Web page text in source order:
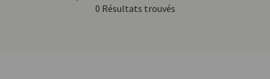
0 Résultats trouvés